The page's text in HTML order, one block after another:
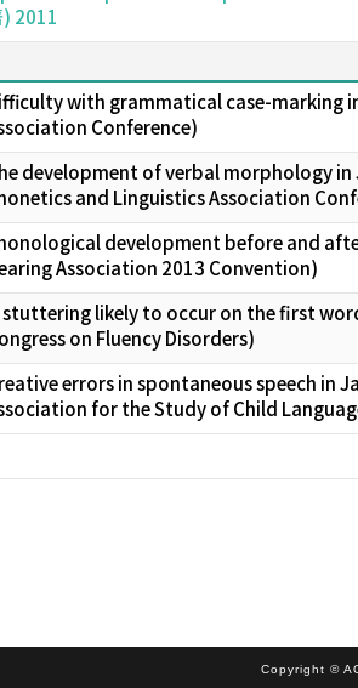
2011
with grammatical case-marking
Conference)
development of verbal morphology
and Linguistics Association
development before and
Association 2013 Convention)
stuttering likely to occur on the first
on Fluency Disorders)
errors in spontaneous speech in
for the Study of Child
Copyright ©